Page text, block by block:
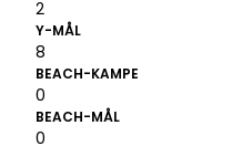
2
Y-MÅL
8
BEACH-KAMPE
0
BEACH-MÅL
0